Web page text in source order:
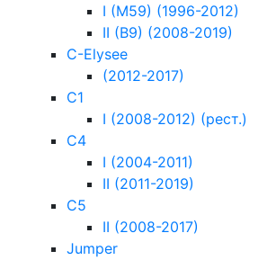
I (M59) (1996-2012)
II (B9) (2008-2019)
C-Elysee
(2012-2017)
C1
I (2008-2012) (рест.)
C4
I (2004-2011)
II (2011-2019)
C5
II (2008-2017)
Jumper